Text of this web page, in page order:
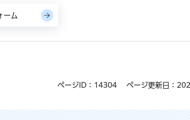
ページID：14304 ページ更新日：